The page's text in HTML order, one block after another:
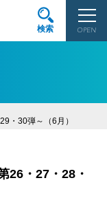
OPEN
検索
・30弾～（6月）
26・27・28・